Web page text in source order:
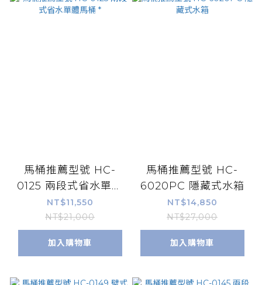
馬桶推薦型號 HC-
0125 兩段式省水單體
馬桶 *
NT$11,550
NT$21,000
加入購物車
馬桶推薦型號 HC-
6020PC 隱藏式水箱
NT$14,850
NT$27,000
加入購物車